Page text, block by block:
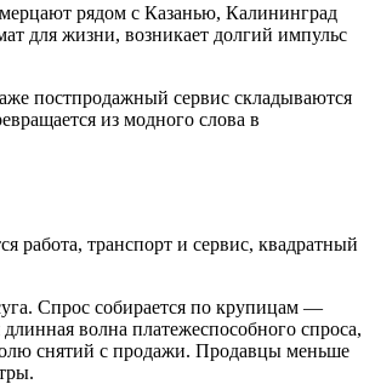
рядом с Казанью, Калининград
для жизни, возникает долгий импульс
постпродажный сервис складываются
из модного слова в
работа, транспорт и сервис, квадратный
Спрос собирается по крупицам —
волна платежеспособного спроса,
снятий с продажи. Продавцы меньше